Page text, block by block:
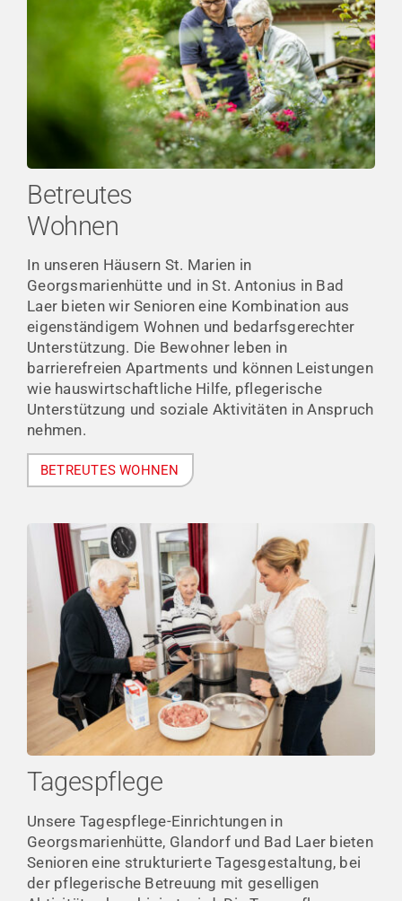
Betreutes
Wohnen
In unseren Häusern St. Marien in
Georgsmarienhütte und in St. Antonius in Bad
Laer bieten wir Senioren eine Kombination aus
eigenständigem Wohnen und bedarfsgerechter
Unterstützung. Die Bewohner leben in
barrierefreien Apartments und können Leistungen
wie hauswirtschaftliche Hilfe, pflegerische
Unterstützung und soziale Aktivitäten in Anspruch
nehmen.
BETREUTES WOHNEN
Tagespflege
Unsere Tagespflege-Einrichtungen in
Georgsmarienhütte, Glandorf und Bad Laer bieten
Senioren eine strukturierte Tagesgestaltung, bei
der pflegerische Betreuung mit geselligen